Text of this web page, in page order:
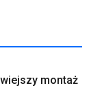
montaż